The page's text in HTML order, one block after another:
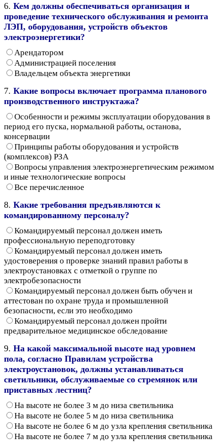
6. Кем должны обеспечиваться организация и
проведение технического обслуживания и ремонта
ЛЭП, оборудования, устройств объектов
электроэнергетики?
Арендатором
Администрацией поселения
Владельцем объекта энергетики
7. Какие вопросы включает программа планового
производственного инструктажа?
Особенности и режимы эксплуатации оборудования в
период его пуска, нормальной работы, останова,
консервации
Принципы работы оборудования и устройств
(комплексов) РЗА
Вопросы управления электроэнергетическим режимом
и иные технологические вопросы
Все перечисленное
8. Какие требования предъявляются к
командированному персоналу?
Командируемый персонал должен иметь
профессиональную переподготовку
Командируемый персонал должен иметь
удостоверения о проверке знаний правил работы в
электроустановках с отметкой о группе по
электробезопасности
Командируемый персонал должен быть обучен и
аттестован по охране труда и промышленной
безопасности, если это необходимо
Командируемый персонал должен пройти
предварительное медицинское обследование
9. На какой максимальной высоте над уровнем
пола, согласно Правилам устройства
электроустановок, должны устанавливаться
светильники, обслуживаемые со стремянок или
приставных лестниц?
На высоте не более 3 м до низа светильника
На высоте не более 5 м до низа светильника
На высоте не более 6 м до узла крепления светильника
На высоте не более 7 м до узла крепления светильника